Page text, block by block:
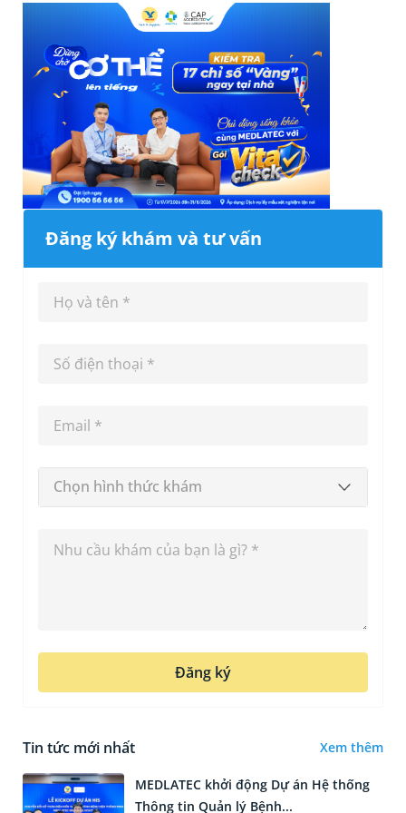
Đăng ký khám và tư vấn
Chọn hình thức khám
Đăng ký
Tin tức mới nhất Xem thêm
MEDLATEC khởi động Dự án Hệ thống
Thông tin Quản lý Bệnh...